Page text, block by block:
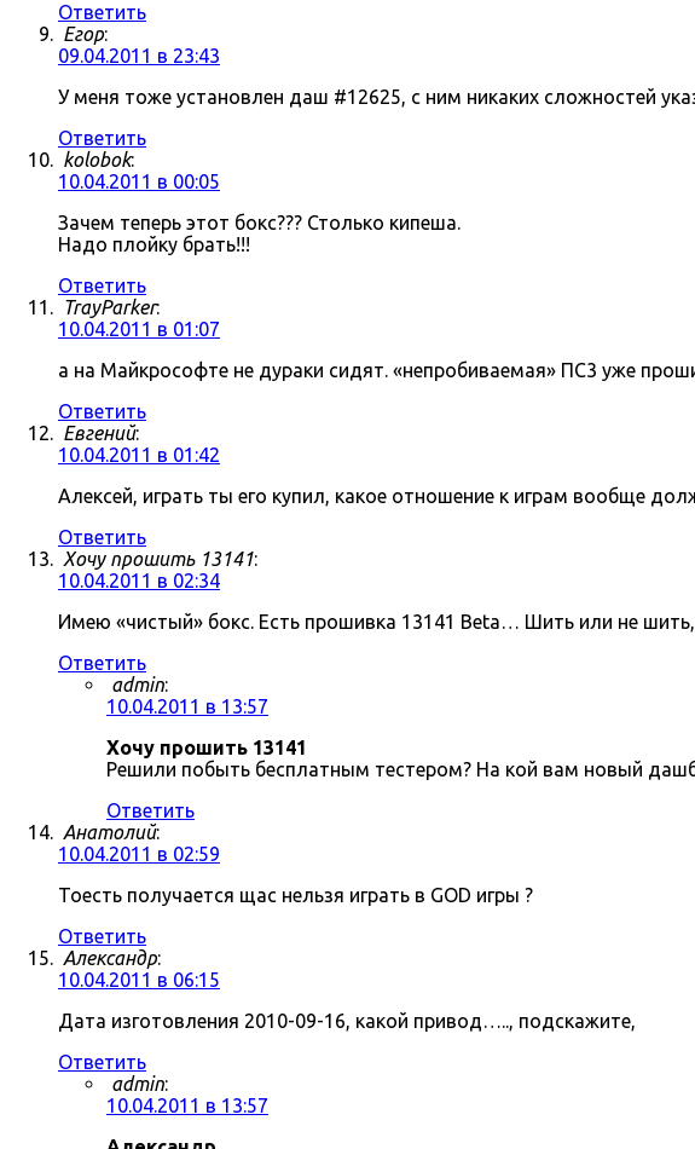
Ответить
Егор:
09.04.2011 в 23:43
У меня тоже установлен даш #12625, с ним никаких сложностей
Ответить
kolobok:
10.04.2011 в 00:05
Зачем теперь этот бокс??? Столько кипеша.
Надо плойку брать!!!
Ответить
TrayParker:
10.04.2011 в 01:07
а на Майкрософте не дураки сидят. «непробиваемая» ПС3 уже
Ответить
Евгений:
10.04.2011 в 01:42
Алексей, играть ты его купил, какое отношение к играм вообще
Ответить
Хочу прошить 13141:
10.04.2011 в 02:34
Имею «чистый» бокс. Есть прошивка 13141 Beta… Шить или не
Ответить
admin:
10.04.2011 в 13:57
Хочу прошить 13141
Решили побыть бесплатным тестером? На кой вам новый
Ответить
Анатолий:
10.04.2011 в 02:59
Тоесть получается щас нельзя играть в GOD игры ?
Ответить
Александр:
10.04.2011 в 06:15
Дата изготовления 2010-09-16, какой привод….., подскажите,
Ответить
admin:
10.04.2011 в 13:57